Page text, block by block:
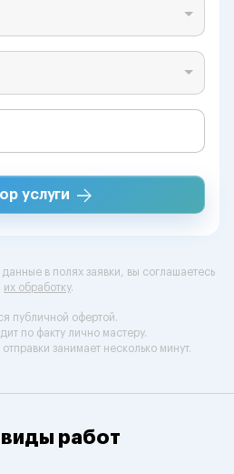
услуги
в полях заявки, вы соглашаетесь
их обработку.
публичной офертой.
по факту лично мастеру.
занимает несколько минут.
работ